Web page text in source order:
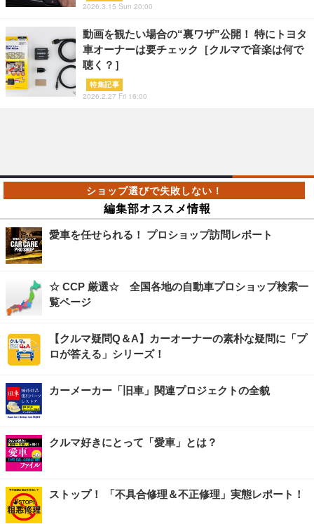
2026.3.15 Sun 20:00
動画を観たい場合の“裏ワザ”公開！ 特にトヨタ
車オーナーは要チェック［クルマで音楽は何で
聴く？］
特集記事
2026.2.27 Fri 16:00
編集部オススメ情報
愛車を任せられる！ プロショップ訪問レポート
☆ CCP 厳選☆ 全国各地の自動車プロショップ検索一
覧ページ
【クルマ疑問Q＆A】カーオーナーの素朴な疑問に「プ
ロが答える」シリーズ！
カーメーカー「旧車」関連プロジェクトの全貌
クルマ好きにとって「愛車」とは？
ストップ！ 「不具合修理＆不正修理」実態レポート！